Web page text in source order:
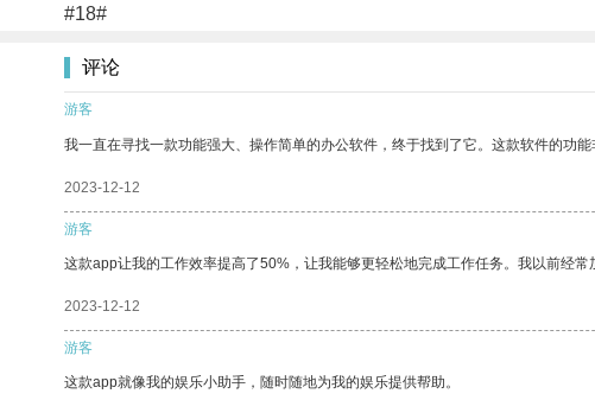
#18#
评论
游客
我一直在寻找一款功能强大、操作简单的办公软件，终于找到了它。这款软件的功
2023-12-12
游客
这款app让我的工作效率提高了50%，让我能够更轻松地完成工作任务。我以前经
2023-12-12
游客
这款app就像我的娱乐小助手，随时随地为我的娱乐提供帮助。